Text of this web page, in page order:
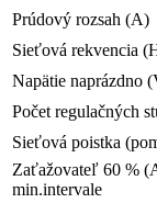
Prúdový rozsah (A)
Sieťová rekvencia
Napätie naprázdno
Počet regulačných
Sieťová poistka
Zaťažovateľ 60 %
min.intervale